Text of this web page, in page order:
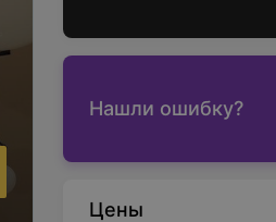
Нашли ошибку?
Цены